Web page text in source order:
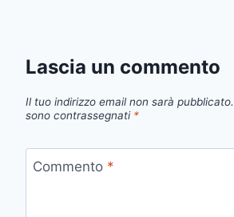
Lascia un commento
Il tuo indirizzo email non sarà pubblicato.
sono contrassegnati *
Commento *